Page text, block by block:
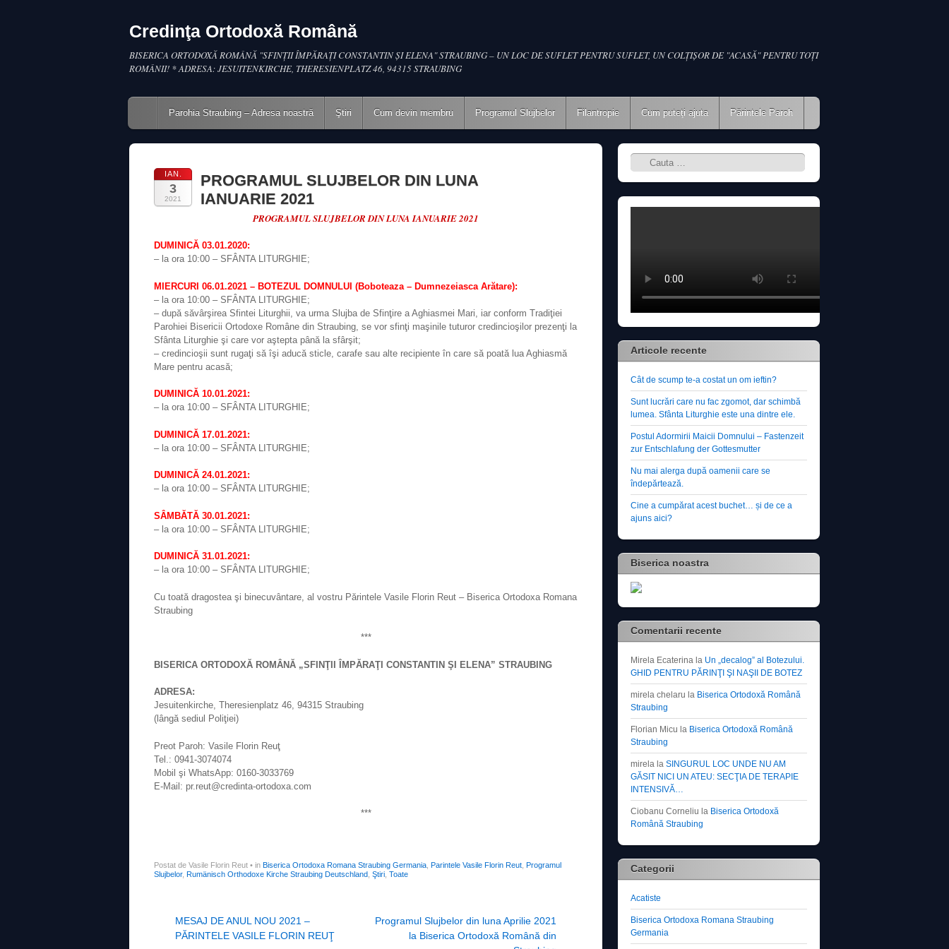
Credinţa Ortodoxă Română
BISERICA ORTODOXĂ ROMÂNĂ "SFINŢII ÎMPĂRAŢI CONSTANTIN ŞI ELENA" STRAUBING – UN LOC DE SUFLET PENTRU SUFLET, UN COLŢIŞOR DE "ACASĂ" PENTRU TOŢI
ROMÂNII! * ADRESA: JESUITENKIRCHE, THERESIENPLATZ 46, 94315 STRAUBING
Main menu
Skip to content
Parohia Straubing – Adresa noastră Ştiri Cum devin membru Programul Slujbelor Filantropie Cum puteţi ajuta Părintele Paroh
IAN.
3
2021
PROGRAMUL SLUJBELOR DIN LUNA
IANUARIE 2021
PROGRAMUL SLUJBELOR DIN LUNA IANUARIE 2021
DUMINICĂ 03.01.2020:
– la ora 10:00 – SFÂNTA LITURGHIE;
MIERCURI 06.01.2021 – BOTEZUL DOMNULUI (Boboteaza – Dumnezeiasca Arătare):
– la ora 10:00 – SFÂNTA LITURGHIE;
– după săvârşirea Sfintei Liturghii, va urma Slujba de Sfinţire a Aghiasmei Mari, iar conform Tradiţiei
Parohiei Bisericii Ortodoxe Române din Straubing, se vor sfinţi maşinile tuturor credincioşilor prezenţi la
Sfânta Liturghie şi care vor aştepta până la sfârşit;
– credincioşii sunt rugaţi să îşi aducă sticle, carafe sau alte recipiente în care să poată lua Aghiasmă
Mare pentru acasă;
DUMINICĂ 10.01.2021:
– la ora 10:00 – SFÂNTA LITURGHIE;
DUMINICĂ 17.01.2021:
– la ora 10:00 – SFÂNTA LITURGHIE;
DUMINICĂ 24.01.2021:
– la ora 10:00 – SFÂNTA LITURGHIE;
SÂMBĂTĂ 30.01.2021:
– la ora 10:00 – SFÂNTA LITURGHIE;
DUMINICĂ 31.01.2021:
– la ora 10:00 – SFÂNTA LITURGHIE;
Cu toată dragostea şi binecuvântare, al vostru Părintele Vasile Florin Reut – Biserica Ortodoxa Romana
Straubing
***
BISERICA ORTODOXĂ ROMÂNĂ „SFINŢII ÎMPĂRAŢI CONSTANTIN ŞI ELENA” STRAUBING
ADRESA:
Jesuitenkirche, Theresienplatz 46, 94315 Straubing
(lângă sediul Poliţiei)
Preot Paroh: Vasile Florin Reuţ
Tel.: 0941-3074074
Mobil şi WhatsApp: 0160-3033769
E-Mail: pr.reut@credinta-ortodoxa.com
***
Postat de Vasile Florin Reut • in Biserica Ortodoxa Romana Straubing Germania Parintele Vasile Florin Reut
Programul
Slujbelor, Rumänisch Orthodoxe Kirche Straubing Deutschland Ştiri Toate
Post navigation
MESAJ DE ANUL NOU 2021 –
PĂRINTELE VASILE FLORIN REUŢ
Programul Slujbelor din luna Aprilie 2021
la Biserica Ortodoxă Română din
Search
Articole recente
Cât de scump te-a costat un om ieftin?
Sunt lucrări care nu fac zgomot, dar schimbă
lumea. Sfânta Liturghie este una dintre ele.
Postul Adormirii Maicii Domnului – Fastenzeit
zur Entschlafung der Gottesmutter
Nu mai alerga după oamenii care se
îndepărtează.
Cine a cumpărat acest buchet… și de ce a
ajuns aici?
Biserica noastra
Comentarii recente
Mirela Ecaterina la Un „decalog” al Botezului.
GHID PENTRU PĂRINŢI ŞI NAŞII DE BOTEZ
mirela chelaru la Biserica Ortodoxă Română
Straubing
Florian Micu la Biserica Ortodoxă Română
Straubing
mirela la SINGURUL LOC UNDE NU AM
GĂSIT NICI UN ATEU: SECŢIA DE TERAPIE
INTENSIVĂ…
Ciobanu Corneliu la Biserica Ortodoxă
Română Straubing
Categorii
Acatiste
Biserica Ortodoxa Romana Straubing
Germania